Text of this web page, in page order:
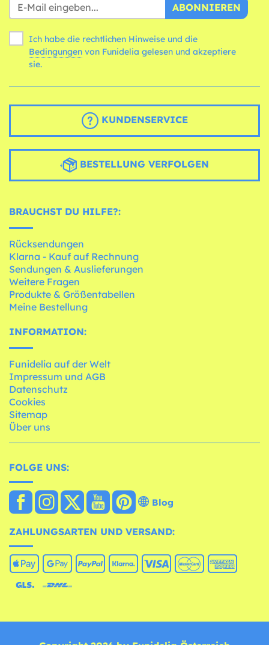
ABONNIEREN
Ich habe die rechtlichen Hinweise und die
Bedingungen
sie.
KUNDENSERVICE
BESTELLUNG VERFOLGEN
BRAUCHST DU HILFE?:
Rücksendungen
Klarna - Kauf auf Rechnung
Sendungen & Auslieferungen
Weitere Fragen
Produkte & Größentabellen
Meine Bestellung
INFORMATION:
Funidelia auf der Welt
Impressum und AGB
Datenschutz
Cookies
Sitemap
Über uns
FOLGE UNS:
Blog
ZAHLUNGSARTEN UND VERSAND: